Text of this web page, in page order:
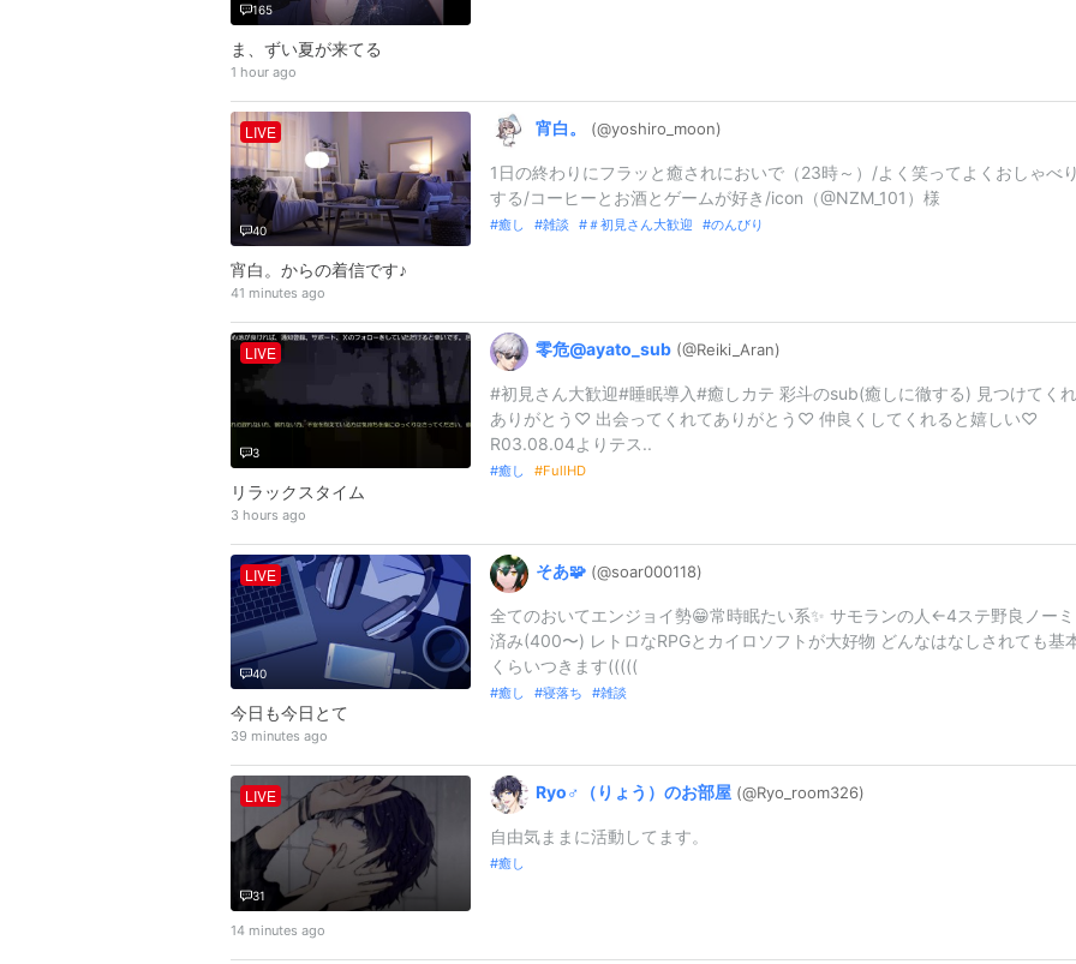
165
ま、ずい夏が来てる
1 hour ago
LIVE
40
宵白。からの着信です♪
41 minutes ago
宵白。 (@yoshiro_ moon)
1日の終わりにフラッと癒されにおいで（23時～）/よく笑ってよくおしゃべ
する/コーヒーとお酒とゲームが好き/icon（@NZM_101）様
癒し 雑談 ＃初見さん大歓迎 のんびり
LIVE
3
リラックスタイム
3 hours ago
零危@ayato_ sub (@Reiki_ Aran)
#初見さん大歓迎#睡眠導入#癒しカテ 彩斗のsub(癒しに徹する) 見つけてく
ありがとう♡ 出会ってくれてありがとう♡ 仲良くしてくれると嬉しい♡
R03.08.04よりテス..
癒し FullHD
LIVE
40
今日も今日とて
39 minutes ago
そあ🧩 (@soar000118)
全てのおいてエンジョイ勢😁常時眠たい系✨ サモランの人←4ステ野良ノー
済み(400〜) レトロなRPGとカイロソフトが大好物 どんなはなしされても基
くらいつきます(((((
癒し 寝落ち 雑談
LIVE
31
14 minutes ago
Ryo♂（ りょう） のお部屋 (@Ryo_ room326)
自由気ままに活動してます。
癒し